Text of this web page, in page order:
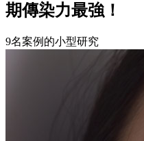
期傳染力最強！
9名案例的小型研究